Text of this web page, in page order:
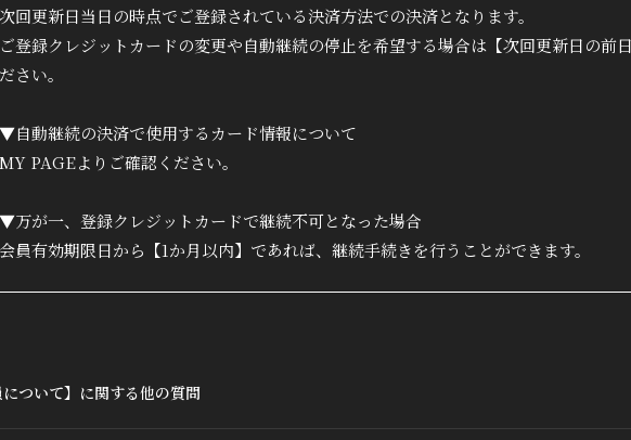
次回更新日当日の時点でご登録されている決済方法での決済となります。
ご登録クレジットカードの変更や自動継続の停止を希望する場合は【次回更新日の前
ださい。
▼自動継続の決済で使用するカード情報について
MY PAGEよりご確認ください。
▼万が一、登録クレジットカードで継続不可となった場合
会員有効期限日から【1か月以内】であれば、継続手続きを行うことができます。
について】に関する他の質問